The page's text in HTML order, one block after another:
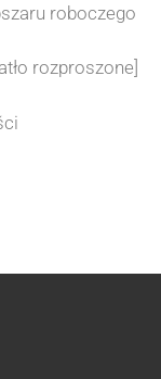
roboczego
rozproszone]